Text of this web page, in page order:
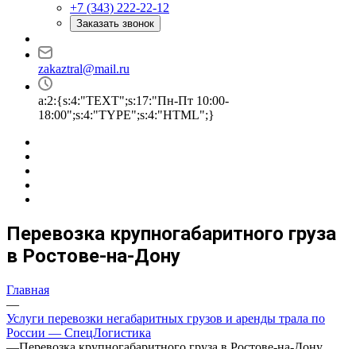
+7 (343) 222-22-12
Заказать звонок
zakaztral@mail.ru
a:2:{s:4:"TEXT";s:17:"Пн-Пт 10:00-
18:00";s:4:"TYPE";s:4:"HTML";}
Перевозка крупногабаритного груза
в Ростове-на-Дону
Главная
—
Услуги перевозки негабаритных грузов и аренды трала по
России — СпецЛогистика